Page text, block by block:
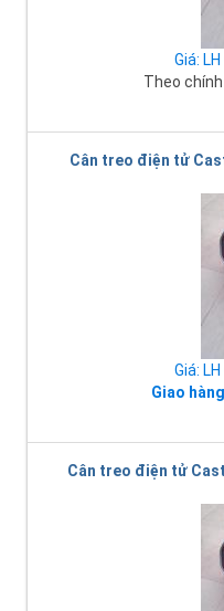
Giá:
Theo
Cân treo điện tử
Giá:
Giao
Cân treo điện tử